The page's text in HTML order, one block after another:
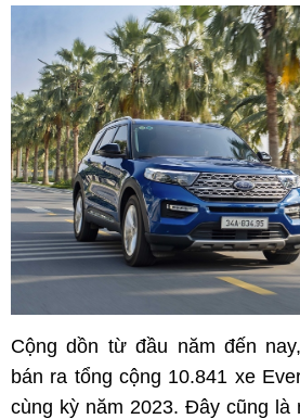
Cộng dồn từ đầu năm đến
bán ra tổng cộng 10.841 xe
cùng kỳ năm 2023. Đây cũng là